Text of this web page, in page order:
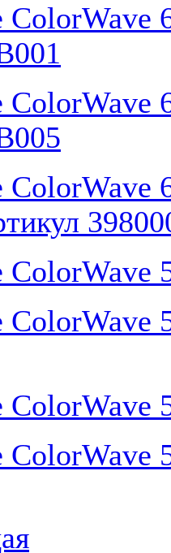
ColorWave
ColorWave
ColorWave